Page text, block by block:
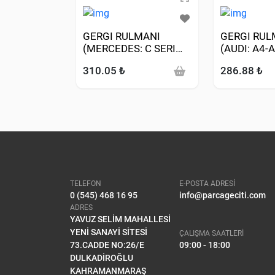
GERGI RULMANI
(MERCEDES: C SERI
98-09 VIANO 03->
310.05 ₺
GERGI
(AUDI: A4-
286.88 ₺
TELEFON
0 (545) 468 16 95
E-POSTA ADRESİ
info@parcageciti.com
ADRES
YAVUZ SELİM MAHALLESİ
YENİ SANAYİ SİTESİ
73.CADDE NO:26/E
DULKADİROĞLU
KAHRAMANMARAŞ
ÇALIŞMA SAATLERİ
09:00 - 18:00